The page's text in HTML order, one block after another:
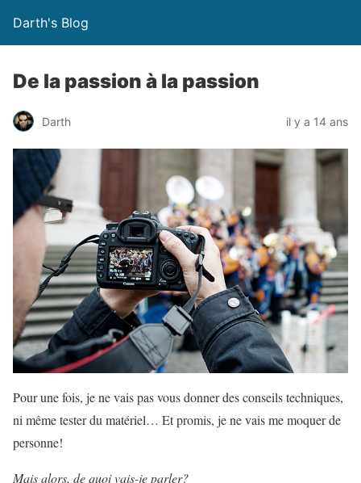
Darth's Blog
De la passion à la passion
Darth il y a 14 ans
Pour une fois, je ne vais pas vous donner des conseils techniques,
ni même tester du matériel… Et promis, je ne vais me moquer de
personne!
Mais alors, de quoi vais-je parler?